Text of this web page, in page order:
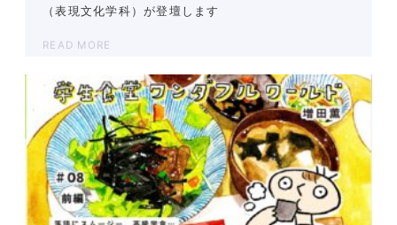
（表現文化学科）が登壇します
READ MORE